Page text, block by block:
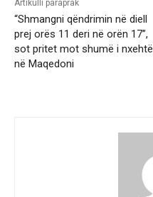
Artikulli paraprak
“Shmangni qëndrimin në diell
prej orës 11 deri në orën 17”,
sot pritet mot shumë i nxehtë
në Maqedoni